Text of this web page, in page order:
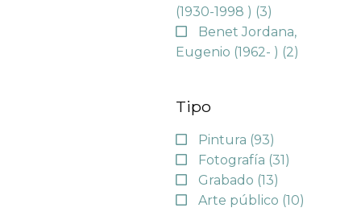
(1930-1998 ) (3)
Benet Jordana,
Eugenio (1962- ) (2)
Tipo
Pintura (93)
Fotografía (31)
Grabado (13)
Arte público (10)